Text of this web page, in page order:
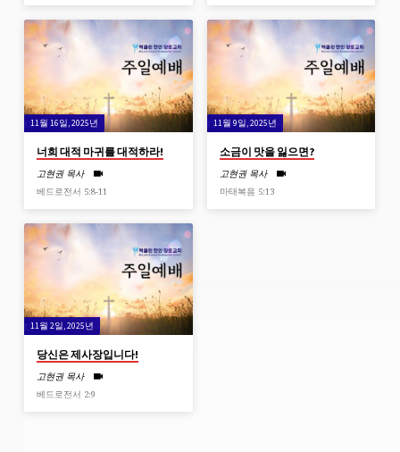
11월 16일, 2025년
너희 대적 마귀를 대적하라!
고현권 목사
베드로전서 5:8-11
11월 9일, 2025년
소금이 맛을 잃으면?
고현권 목사
마태복음 5:13
11월 2일, 2025년
당신은 제사장입니다!
고현권 목사
베드로전서 2:9